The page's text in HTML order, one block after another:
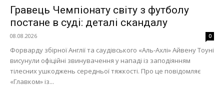
Гравець Чемпіонату світу з футболу
постане в суді: деталі скандалу
08.08.2026 0
Форварду збірної Англії та саудівського «Аль-Ахлі» Айвену Тоуні
висунули офіційні звинувачення у нападі із заподіянням
тілесних ушкоджень середньої тяжкості. Про це повідомляє
«Главком» із...